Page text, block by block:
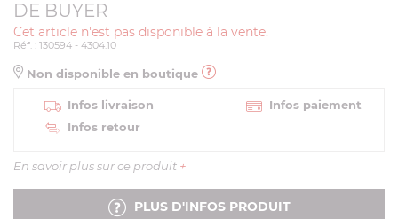
DE BUYER
Cet article n'est pas disponible à la vente.
Réf. : 130594 - 4304.10
Non disponible en boutique
Infos livraison
Infos paiement
Infos retour
En savoir plus sur ce produit +
PLUS D'INFOS PRODUIT